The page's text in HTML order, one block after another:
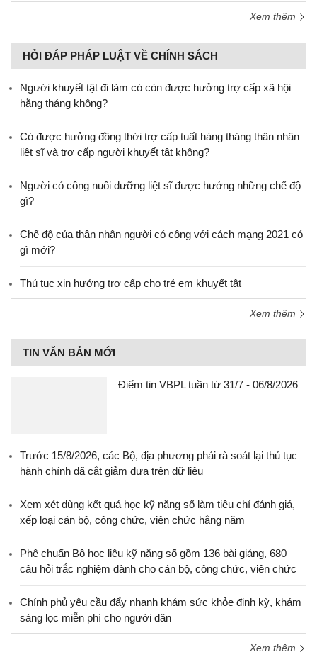
Xem thêm
HỎI ĐÁP PHÁP LUẬT VỀ CHÍNH SÁCH
Người khuyết tật đi làm có còn được hưởng trợ cấp xã hội
hằng tháng không?
​Có được hưởng đồng thời trợ cấp tuất hàng tháng thân nhân
liệt sĩ và trợ cấp người khuyết tật không?
Người có công nuôi dưỡng liệt sĩ được hưởng những chế độ
gì?
Chế độ của thân nhân người có công với cách mạng 2021 có
gì mới?
Thủ tục xin hưởng trợ cấp cho trẻ em khuyết tật
Xem thêm
TIN VĂN BẢN MỚI
Điểm tin VBPL tuần từ 31/7 - 06/8/2026
Trước 15/8/2026, các Bộ, địa phương phải rà soát lại thủ tục
hành chính đã cắt giảm dựa trên dữ liệu
Xem xét dùng kết quả học kỹ năng số làm tiêu chí đánh giá,
xếp loại cán bộ, công chức, viên chức hằng năm
Phê chuẩn Bộ học liệu kỹ năng số gồm 136 bài giảng, 680
câu hỏi trắc nghiệm dành cho cán bộ, công chức, viên chức
Chính phủ yêu cầu đẩy nhanh khám sức khỏe định kỳ, khám
sàng lọc miễn phí cho người dân
Xem thêm